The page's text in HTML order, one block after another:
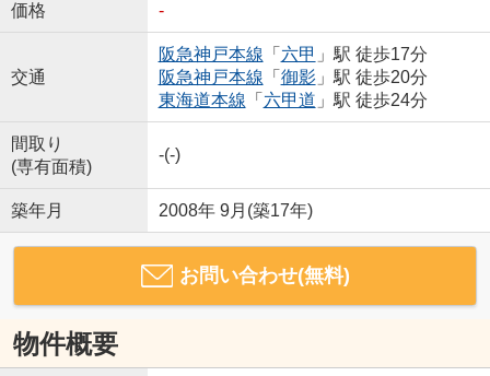
価格 -
交通
阪急神戸本線 「 六甲 」駅 徒歩17分
阪急神戸本線 「 御影」駅 徒歩20分
東海道本線 「 六甲道 」駅 徒歩24分
間取り
(専有面積)
-(-)
築年月 2008年 9月(築17年)
お問い合わせ(無料)
物件概要